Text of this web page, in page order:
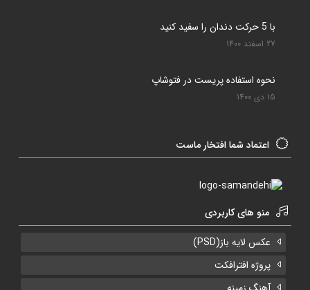
با 5 حرکت دندان را سفید کنید
27 اسفند 1400
نحوه استفاده پریست در فتوشاپ
15 دی 1400
اعتماد شما افتخار ماست
منو های کاربردی
عکس لایه باز(PSD)
پروژه افترافکت